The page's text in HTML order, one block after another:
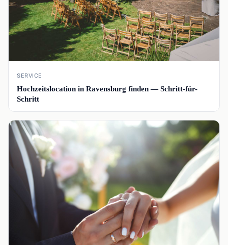
SERVICE
Hochzeitslocation in Ravensburg finden — Schritt-für-
Schritt
📰